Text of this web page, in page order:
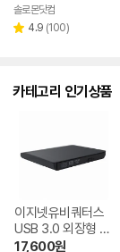
페이
솔로몬닷컴
별 4.9 리
(100)
카테고리 인기상품
이지넷유비쿼터스
USB 3.0 외장형 D
VD-RW NEXT-20
17,600원